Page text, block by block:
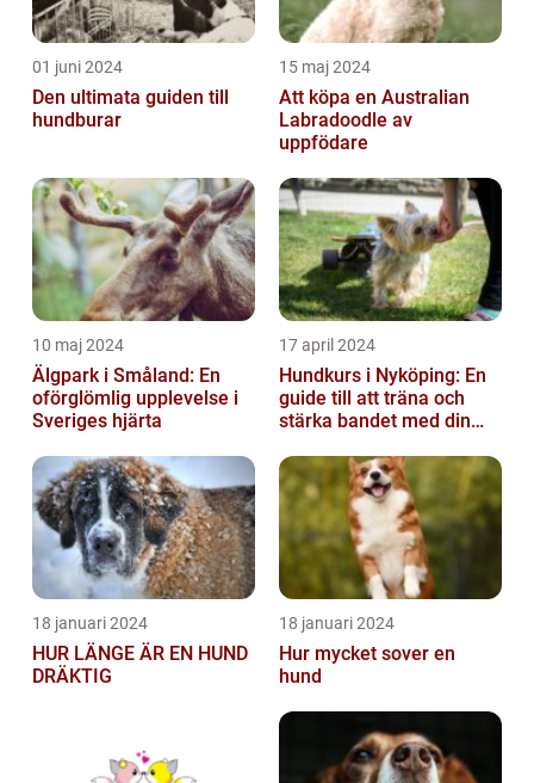
01 juni 2024
Den ultimata guiden till
hundburar
15 maj 2024
Att köpa en Australian
Labradoodle av
uppfödare
10 maj 2024
Älgpark i Småland: En
oförglömlig upplevelse i
Sveriges hjärta
17 april 2024
Hundkurs i Nyköping: En
guide till att träna och
stärka bandet med din
18 januari 2024
HUR LÄNGE ÄR EN HUND
DRÄKTIG
18 januari 2024
Hur mycket sover en
hund